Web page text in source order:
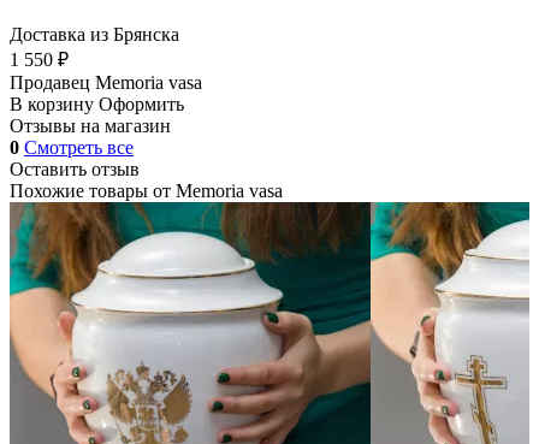
Доставка из Брянска
1 550 ₽
Продавец Memoria vasa
В корзину Оформить
Отзывы на магазин
0 Смотреть все
Оставить отзыв
Похожие товары от Memoria vasa